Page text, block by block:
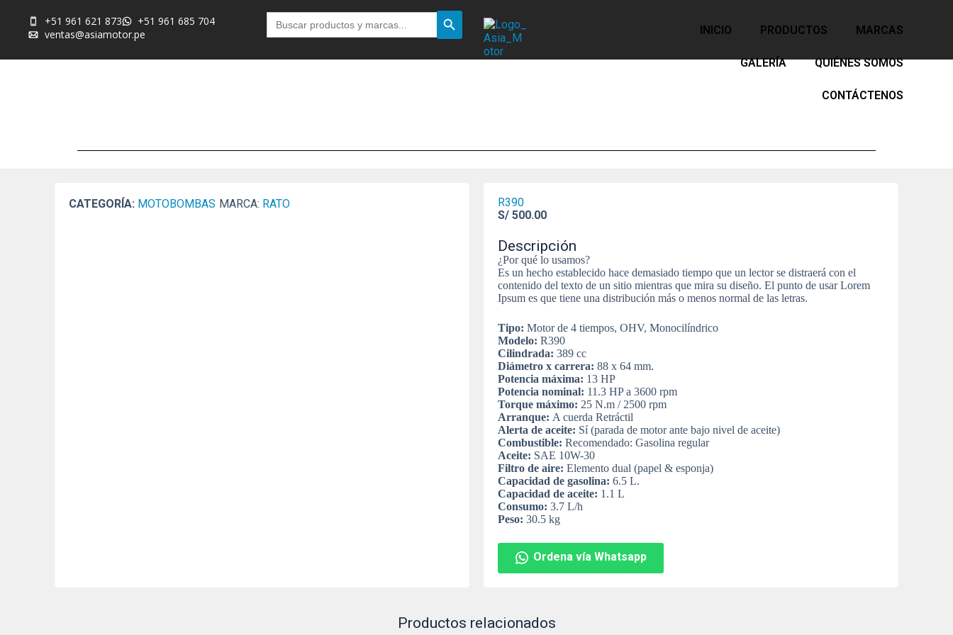
+51 961 621 873
+51 961 685 704
ventas@asiamotor.pe
Buscar:
Botón de búsqueda INICIO PRODUCTOS MARCAS
GALERÍA QUIÉNES SOMOS
CONTÁCTENOS
CATEGORÍA: MOTOBOMBAS MARCA: RATO
R390
S/ 500.00
Descripción
¿Por qué lo usamos?
Es un hecho establecido hace demasiado tiempo que un lector se distraerá con el
contenido del texto de un sitio mientras que mira su diseño. El punto de usar Lorem
Ipsum es que tiene una distribución más o menos normal de las letras.
Tipo: Motor de 4 tiempos, OHV, Monocilíndrico
Modelo: R390
Cilindrada: 389 cc
Diámetro x carrera: 88 x 64 mm.
Potencia máxima: 13 HP
Potencia nominal: 11.3 HP a 3600 rpm
Torque máximo: 25 N.m / 2500 rpm
Arranque: A cuerda Retráctil
Alerta de aceite: Sí (parada de motor ante bajo nivel de aceite)
Combustible: Recomendado: Gasolina regular
Aceite: SAE 10W-30
Filtro de aire: Elemento dual (papel & esponja)
Capacidad de gasolina: 6.5 L.
Capacidad de aceite: 1.1 L
Consumo: 3.7 L/h
Peso: 30.5 kg
Ordena vía Whatsapp
Productos relacionados